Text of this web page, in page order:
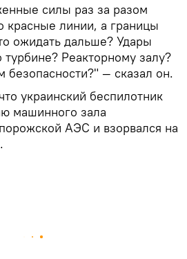
силы раз за разом
красные линии, а границы
ожидать дальше? Удары
Реакторному залу?
безопасности?" — сказал он.
украинский беспилотник
машинного зала
АЭС и взорвался на